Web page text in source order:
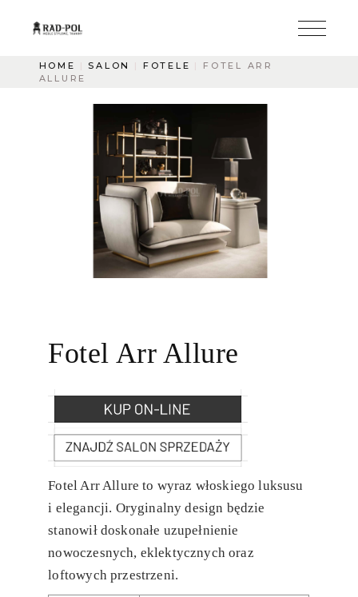
HOME SALON FOTELE
FOTEL ARR
ALLURE
Fotel Arr Allure
Fotel Arr Allure to wyraz włoskiego luksusu
i elegancji. Oryginalny design będzie
stanowił doskonałe uzupełnienie
nowoczesnych, eklektycznych oraz
loftowych przestrzeni.